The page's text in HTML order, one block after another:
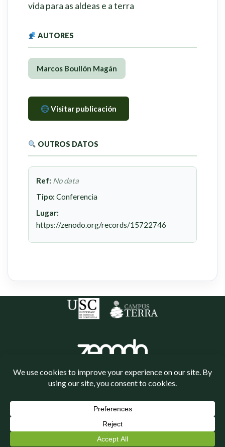
vida para as aldeas e a terra
AUTORES
Marcos Boullón Magán
Visitar publicación
OUTROS DATOS
Ref: No data
Tipo: Conferencia
Lugar:
https://zenodo.org/records/15722746
Política de privacidade
| Funciona grazas a